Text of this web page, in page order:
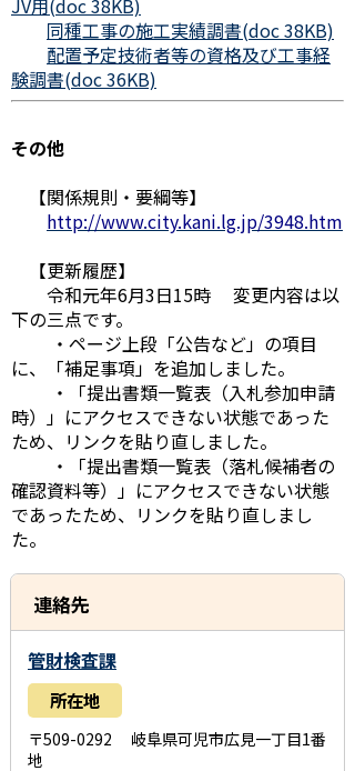
JV用(doc 38KB)
同種工事の施工実績調書(doc 38KB)
配置予定技術者等の資格及び工事経
験調書(doc 36KB)
その他
【関係規則・要綱等】
http://www.city.kani.lg.jp/3948.htm
【更新履歴】
令和元年6月3日15時 変更内容は以
下の三点です。
・ページ上段「公告など」の項目
に、「補足事項」を追加しました。
・「提出書類一覧表（入札参加申請
時）」にアクセスできない状態であった
ため、リンクを貼り直しました。
・「提出書類一覧表（落札候補者の
確認資料等）」にアクセスできない状態
であったため、リンクを貼り直しまし
た。
連絡先
管財検査課
所在地
〒509-0292 岐阜県可児市広見一丁目1番
地